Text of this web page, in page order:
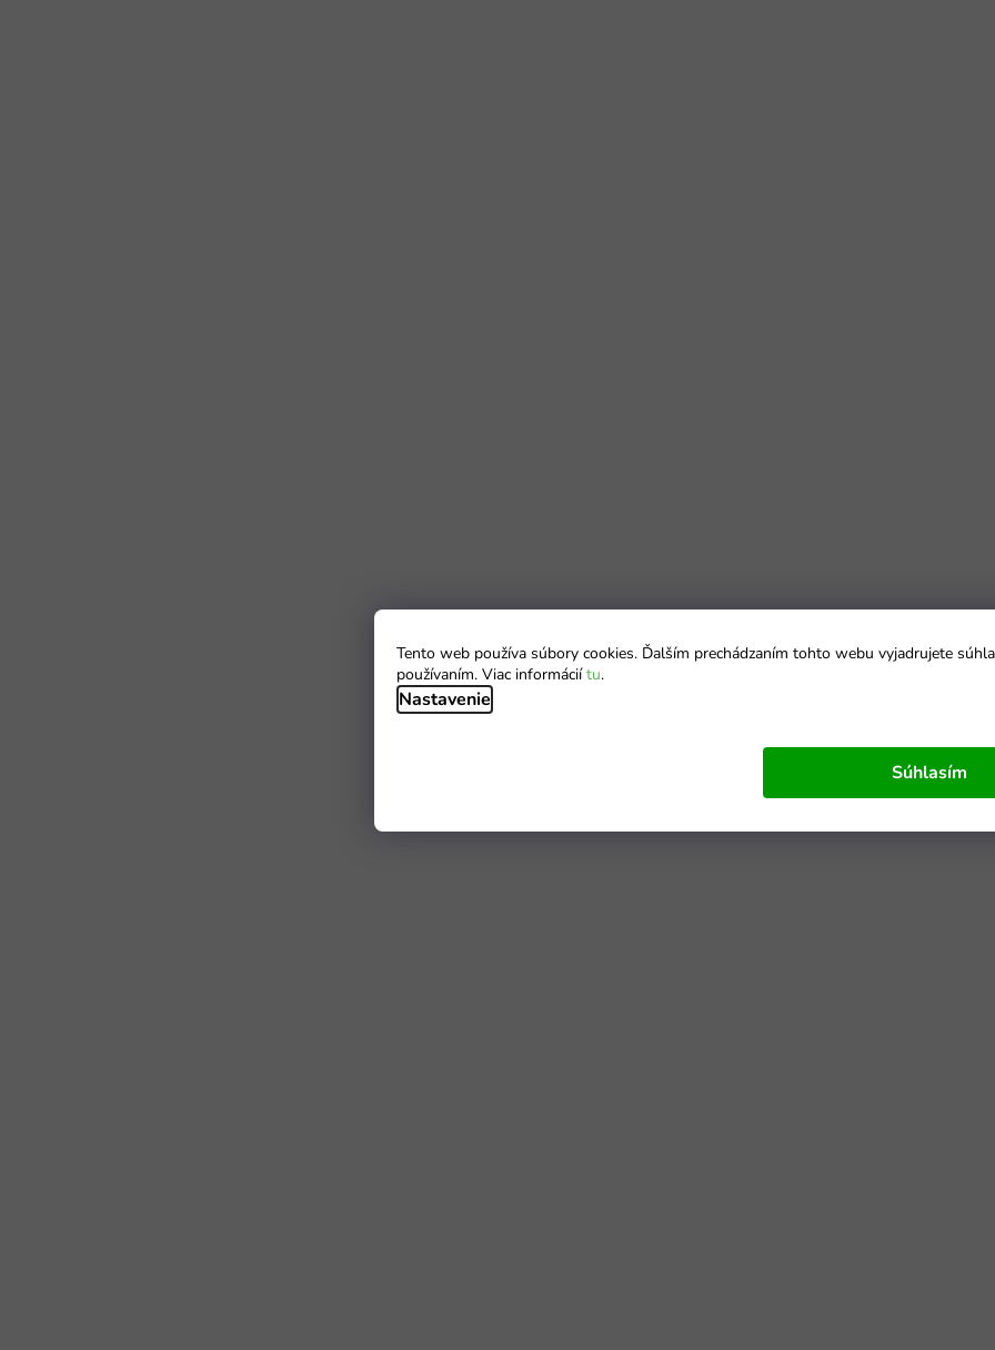
Tento web používa súbory cookies. Ďalším prechádzaním tohto webu vyjadrujete
používaním. Viac informáciítu.
Nastavenie
Súhlasím